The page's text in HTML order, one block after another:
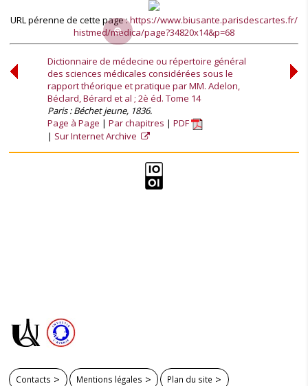
URL pérenne de cette page :https://www.biusante.parisdescartes.fr/
histmed/medica/page?34820x14&p=68
Dictionnaire de médecine ou répertoire général
des sciences médicales considérées sous le
rapport théorique et pratique par MM. Adelon,
Béclard, Bérard et al ; 2è éd. Tome 14
Paris : Béchet jeune, 1836.
Page à Page
Par chapitres
PDF
Sur Internet Archive
Contacts Mentions légales Plan du site